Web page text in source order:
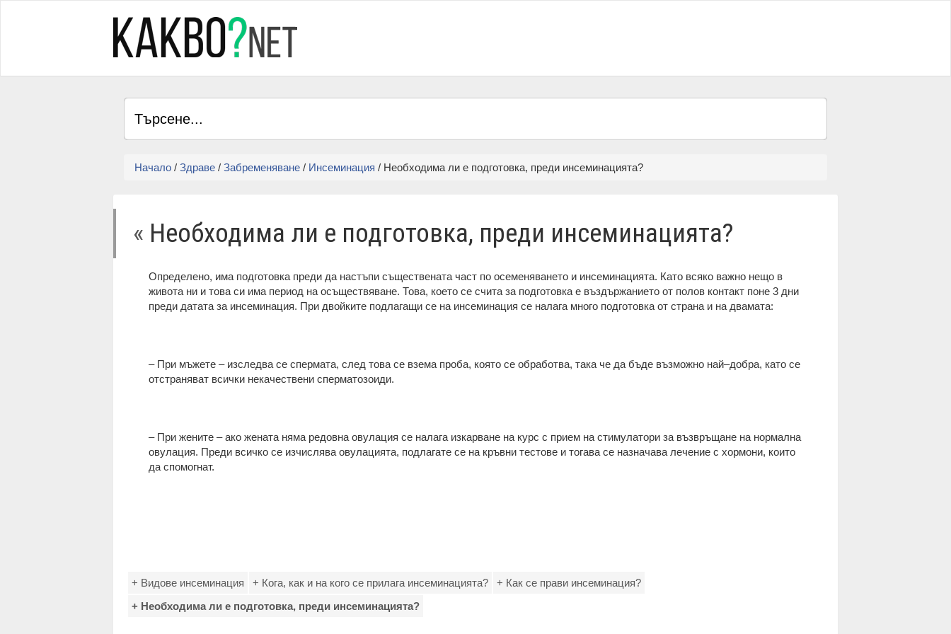
Начало / Здраве / Забременяване / Инсеминация / Необходима ли е подготовка, преди инсеминацията?
« Необходима ли е подготовка, преди инсеминацията?
Определено, има подготовка преди да настъпи съществената част по осеменяването и инсеминацията. Като всяко важно нещо в
живота ни и това си има период на осъществяване. Това, което се счита за подготовка е въздържанието от полов контакт поне 3 дни
преди датата за инсеминация. При двойките подлагащи се на инсеминация се налага много подготовка от страна и на двамата:
– При мъжете – изследва се спермата, след това се взема проба, която се обработва, така че да бъде възможно най–добра, като се
отстраняват всички некачествени сперматозоиди.
– При жените – ако жената няма редовна овулация се налага изкарване на курс с прием на стимулатори за възвръщане на нормална
овулация. Преди всичко се изчислява овулацията, подлагате се на кръвни тестове и тогава се назначава лечение с хормони, които
да спомогнат.
+ Видове инсеминация + Кога, как и на кого се прилага инсеминацията?
+ Как се прави инсеминация?
+ Необходима ли е подготовка, преди инсеминацията?